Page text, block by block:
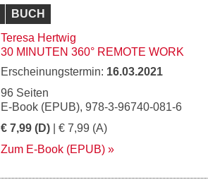
BUCH
Teresa Hertwig
30 MINUTEN 360° REMOTE WORK
Erscheinungstermin: 16.03.2021
96 Seiten
E-Book (EPUB), 978-3-96740-081-6
€ 7,99 (D) | € 7,99 (A)
Zum E-Book (EPUB)